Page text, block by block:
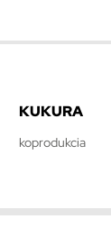
KUKURA
koprodukcia